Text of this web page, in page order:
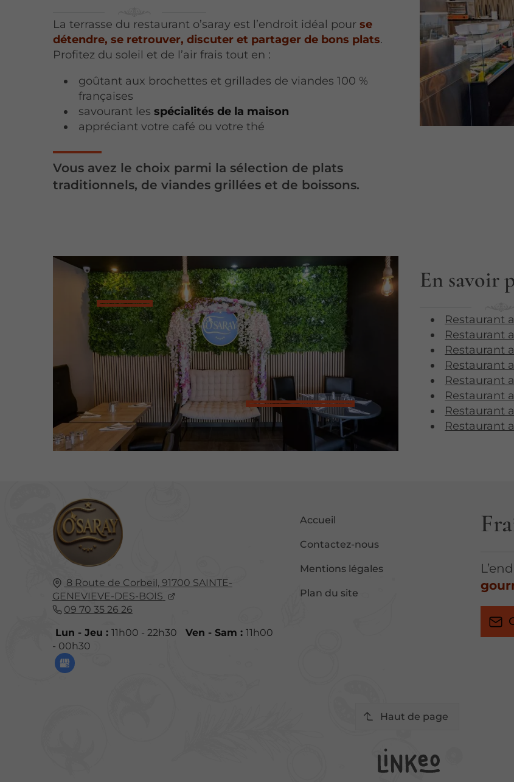
La terrasse du restaurant o’saray est l’endroit idéal pourse
détendre, se retrouver, discuter et partager de bons plats.
Profitez du soleil et de l’air frais tout en :
goûtant aux brochettes et grillades de viandes 100 %
françaises
savourant les spécialités de la maison
appréciant votre café ou votre thé
Vous avez le choix parmi la sélection de plats
traditionnels, de viandes grillées et de boissons.
En savoir
Restaurant
Restaurant
Restaurant
Restaurant
Restaurant
Restaurant
Restaurant
Restaurant
8 Route de Corbeil, 91700 SAINTE-
GENEVIEVE-DES-BOIS
09 70 35 26 26
Lun - Jeu : 11h00 - 22h30 Ven - Sam : 11h00
- 00h30
Accueil
Contactez-nous
Mentions légales
Plan du site
Haut de page